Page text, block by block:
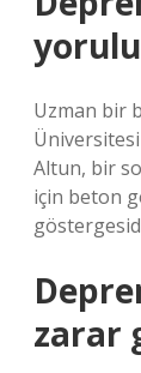
Uzman bir
Altun, bir
için beton
zarar